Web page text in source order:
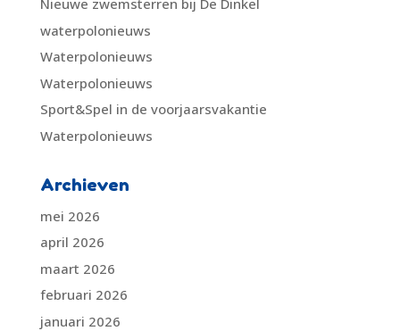
Nieuwe zwemsterren bij De Dinkel
waterpolonieuws
Waterpolonieuws
Waterpolonieuws
Sport&Spel in de voorjaarsvakantie
Waterpolonieuws
Archieven
mei 2026
april 2026
maart 2026
februari 2026
januari 2026